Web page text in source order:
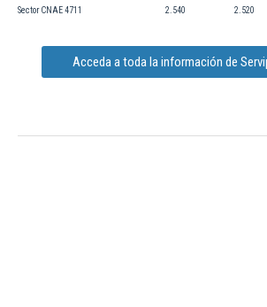
Sector CNAE 4711 2.540 2.520
Acceda a toda la información de